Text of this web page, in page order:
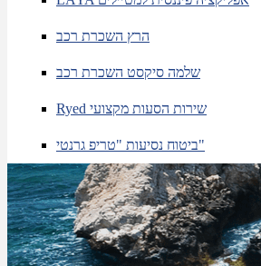
הרץ השכרת רכב
שלמה סיקסט השכרת רכב
Ryed שירות הסעות מקצועי
ביטוח נסיעות "טריפ גרנטי"